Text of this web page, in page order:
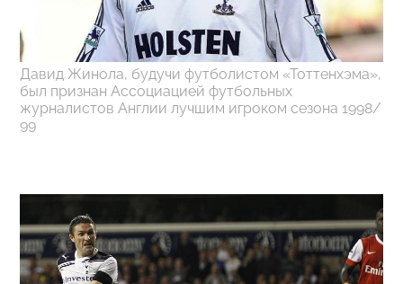
Давид Жинола, будучи футболистом «Тоттенхэма»,
был признан Ассоциацией футбольных
журналистов Англии лучшим игроком сезона 1998/
99